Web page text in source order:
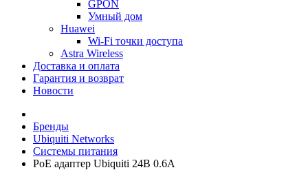
GPON
Умный дом
Huawei
Wi-Fi точки доступа
Astra Wireless
Доставка и оплата
Гарантия и возврат
Новости
Бренды
Ubiquiti Networks
Системы питания
PoE адаптер Ubiquiti 24В 0.6А